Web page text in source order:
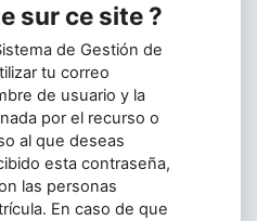
sur ce site ?
de Gestión de
tu correo
de usuario y la
por el recurso o
al que deseas
esta contraseña,
las personas
En caso de que